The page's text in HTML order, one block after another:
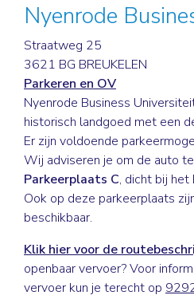
Nyenrode
Straatweg 25
3621 BG BREUKELEN
Parkeren en OV
Nyenrode Business
historisch landgoed met een
Er zijn voldoende
Wij adviseren je om de auto
Parkeerplaats C, dicht bij
Ook op deze parkeerplaats
beschikbaar.
Klik hier voor de
openbaar vervoer? Voor
vervoer kun je terecht op